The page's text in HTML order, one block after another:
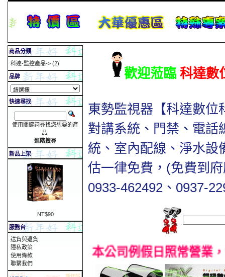
歡迎蒞臨 科達數
東勢監視器【科達數位
對講系統、門禁、電話
統、室內配線、淨水設
估一律免費，(免費到
0933-462492、0937-
本公司例假日照常營業
商品分類
科達-監控產品-> (2)
品牌
快速尋找
使用關鍵詞尋找您想要的產
品.
進階搜尋
新品上架
NT$90
服務台
送貨與退貨
隱私政策
使用條款
聯繫我們